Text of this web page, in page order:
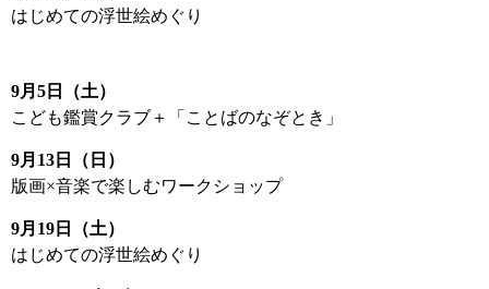
はじめての浮世絵めぐり
9月5日（土）
こども鑑賞クラブ＋「ことばのなぞとき」
9月13日（日）
版画×音楽で楽しむワークショップ
9月19日（土）
はじめての浮世絵めぐり